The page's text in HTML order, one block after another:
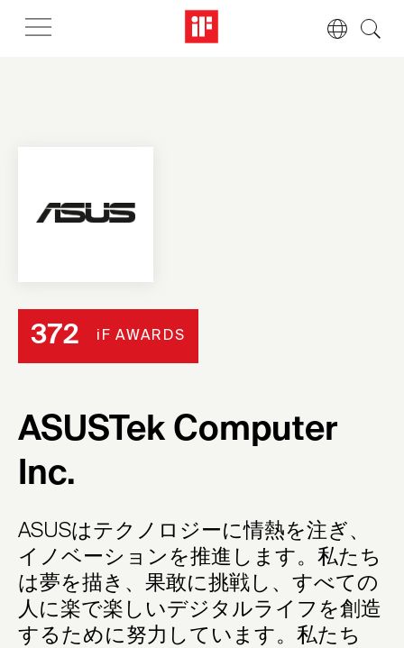
372 iF AWARDS
ASUSTek Computer
Inc.
ASUSはテクノロジーに情熱を注ぎ、
イノベーションを推進します。私たち
は夢を描き、果敢に挑戦し、すべての
人に楽で楽しいデジタルライフを創造
するために努力しています。私たち